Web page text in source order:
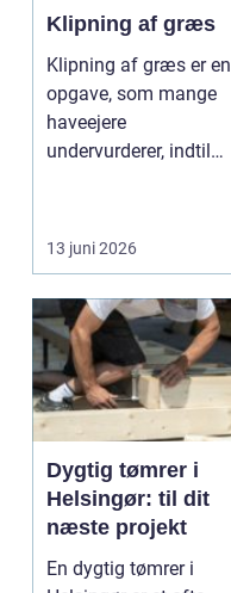
Klipning af græs
Klipning af græs er en
opgave, som mange
haveejere
undervurderer, indtil
13 juni 2026
Dygtig tømrer i
Helsingør: til dit
næste projekt
En dygtig tømrer i